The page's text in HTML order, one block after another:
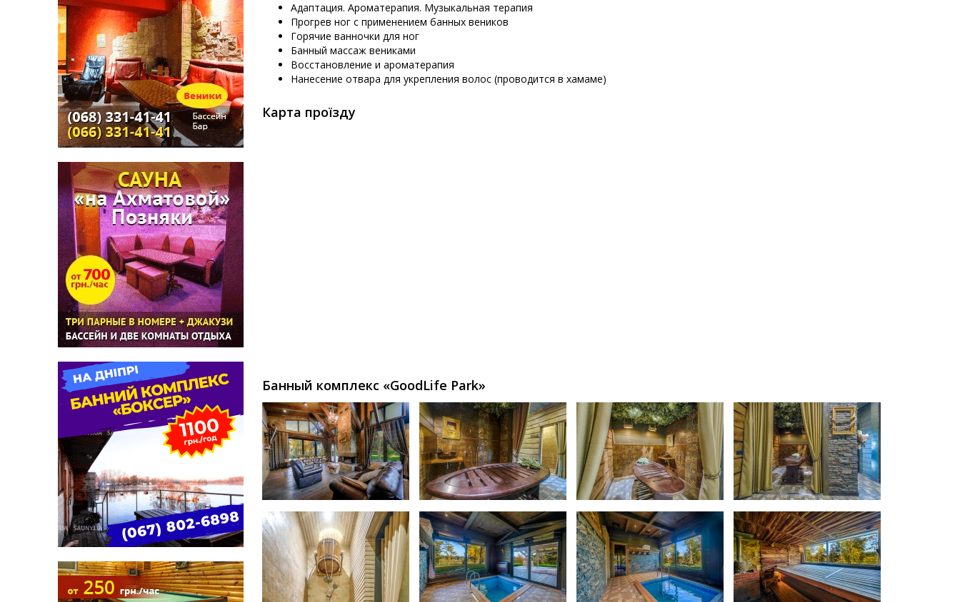
Адаптация. Ароматерапия. Музыкальная терапия
Прогрев ног с применением банных веников
Горячие ванночки для ног
Банный массаж вениками
Восстановление и ароматерапия
Нанесение отвара для укрепления волос (проводится в хамаме)
Карта проїзду
Банный комплекс «GoodLife Park»